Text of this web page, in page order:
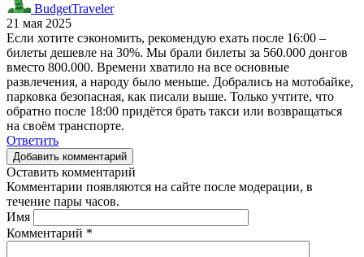
BudgetTraveler
21 мая 2025
Если хотите сэкономить, рекомендую ехать после 16:00 –
билеты дешевле на 30%. Мы брали билеты за 560.000 донгов
вместо 800.000. Времени хватило на все основные
развлечения, а народу было меньше. Добрались на мотобайке,
парковка безопасная, как писали выше. Только учтите, что
обратно после 18:00 придётся брать такси или возвращаться
на своём транспорте.
Ответить
Добавить комментарий
Оставить комментарий
Комментарии появляются на сайте после модерации, в
течение пары часов.
Имя
Комментарий *